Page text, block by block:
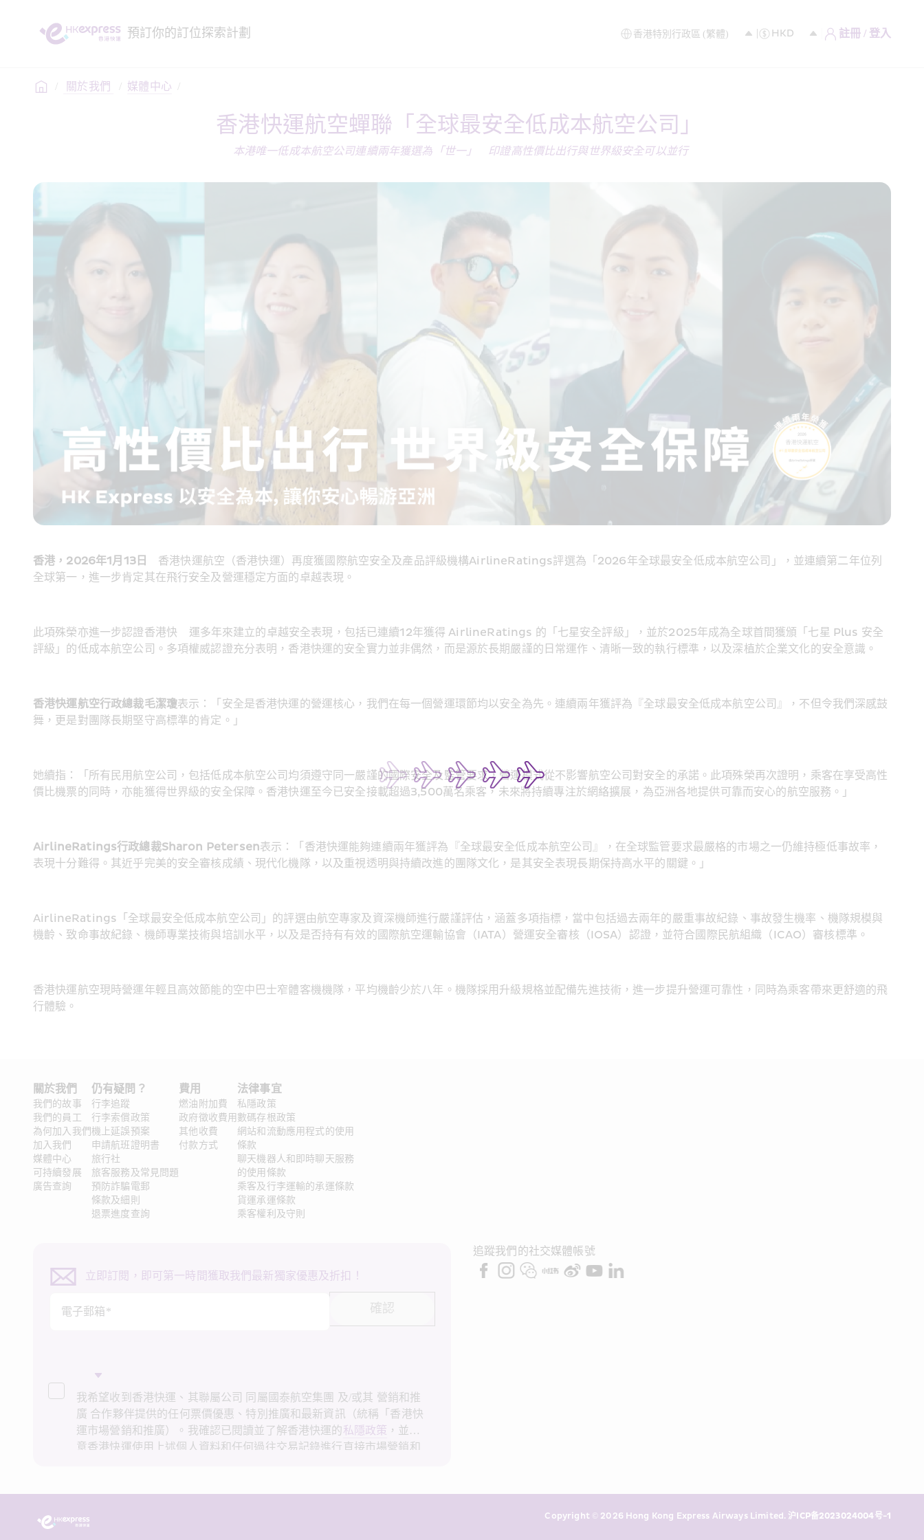
預訂你的訂位探索計劃 註冊 / 登入
/ 關於我們 / 媒體中心 /
香港快運航空蟬聯「全球最安全低成本航空公司」
本港唯一低成本航空公司連續兩年獲選為「世一」　印證高性價比出行與世界級安全可以並行
香港，2026年1月13日
香港快運航空（香港快運）再度獲國際航空安全及產品評級機構AirlineRatings評選為「2026年全球最安全低成本航空公司」，並連續第二年位列
全球第一，進一步肯定其在飛行安全及營運穩定方面的卓越表現。
此項殊榮亦進一步認證香港快    運多年來建立的卓越安全表現，包括已連續12年獲得 AirlineRatings 的「七星安全評級」，並於2025年成為全球首間獲頒「七星 Plus 安全
評級」的低成本航空公司。多項權威認證充分表明，香港快運的安全實力並非偶然，而是源於長期嚴謹的日常運作、清晰一致的執行標準，以及深植於企業文化的安全意識。
香港快運航空行政總裁毛潔瓊表示：「安全是香港快運的營運核心，我們在每一個營運環節均以安全為先。連續兩年獲評為『全球最安全低成本航空公司』，不但令我們深感鼓
舞，更是對團隊長期堅守高標準的肯定。」
她續指：「所有民用航空公司，包括低成本航空公司均須遵守同一嚴謹的國際安全及監管要求，營運模式從不影響航空公司對安全的承諾。此項殊榮再次證明，乘客在享受高性
價比機票的同時，亦能獲得世界級的安全保障。香港快運至今已安全接載超過3,500萬名乘客，未來將持續專注於網絡擴展，為亞洲各地提供可靠而安心的航空服務。」
AirlineRatings行政總裁Sharon Petersen表示：「香港快運能夠連續兩年獲評為『全球最安全低成本航空公司』，在全球監管要求最嚴格的市場之一仍維持極低事故率，
表現十分難得。其近乎完美的安全審核成績、現代化機隊，以及重視透明與持續改進的團隊文化，是其安全表現長期保持高水平的關鍵。」
AirlineRatings「全球最安全低成本航空公司」的評選由航空專家及資深機師進行嚴謹評估，涵蓋多項指標，當中包括過去兩年的嚴重事故紀錄、事故發生機率、機隊規模與
機齡、致命事故紀錄、機師專業技術與培訓水平，以及是否持有有效的國際航空運輸協會（IATA）營運安全審核（IOSA）認證，並符合國際民航組織（ICAO）審核標準。
香港快運航空現時營運年輕且高效節能的空中巴士窄體客機機隊，平均機齡少於八年。機隊採用升級規格並配備先進技術，進一步提升營運可靠性，同時為乘客帶來更舒適的飛
行體驗。
關於我們
我們的故事
我們的員工
為何加入我們
加入我們
媒體中心
可持續發展
廣告查詢
仍有疑問？
行李追蹤
行李索償政策
機上延誤預案
申請航班證明書
旅行社
旅客服務及常見問題
預防詐騙電郵
條款及細則
退票進度查詢
費用
燃油附加費
政府徵收費用
其他收費
付款方式
法律事宜
私隱政策
數碼存根政策
網站和流動應用程式的使用
條款
聊天機器人和即時聊天服務
的使用條款
乘客及行李運輸的承運條款
貨運承運條款
乘客權利及守則
立即訂閱，即可第一時間獲取我們最新獨家優惠及折扣！
電子郵箱* 確認
我希望收到香港快運、其聯屬公司 同屬國泰航空集團 及/或其 營銷和推
廣 合作夥伴提供的任何票價優惠、特別推廣和最新資訊（統稱「香港快
運市場營銷和推廣）。我確認已閱讀並了解香港快運的私隱政策 ，並同
意香港快運使用上述個人資料和任何過往交易記錄進行直接市場營銷和
追蹤我們的社交媒體帳號
Copyright © 2026 Hong Kong Express Airways Limited. 沪ICP备2023024004号-1